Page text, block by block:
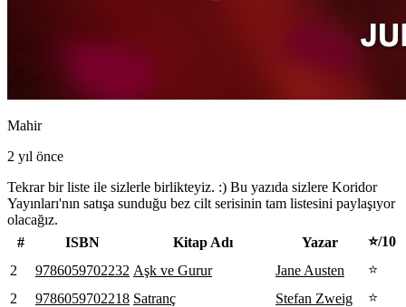
Mahir
2 yıl önce
Tekrar bir liste ile sizlerle birlikteyiz. :) Bu yazıda sizlere Koridor
Yayınları'nın satışa sunduğu bez cilt serisinin tam listesini paylaşıyor
olacağız.
#
ISBN Kitap Adı Yazar
⭐/10
2
9786059702232 Aşk ve Gurur Jane Austen
⭐
2
9786059702218 Satranç Stefan Zweig ⭐